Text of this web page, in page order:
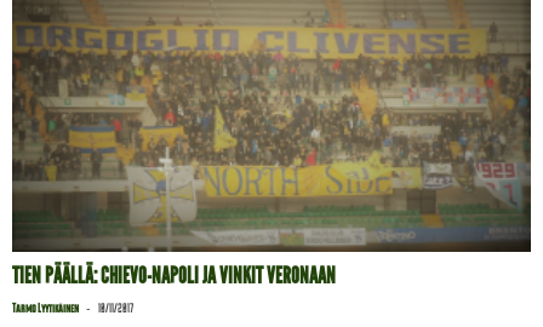
TIEN PÄÄLLÄ: CHIEVO-NAPOLI JA VINKIT VERONAAN
Tarmo Lyytikäinen - 10/11/2017